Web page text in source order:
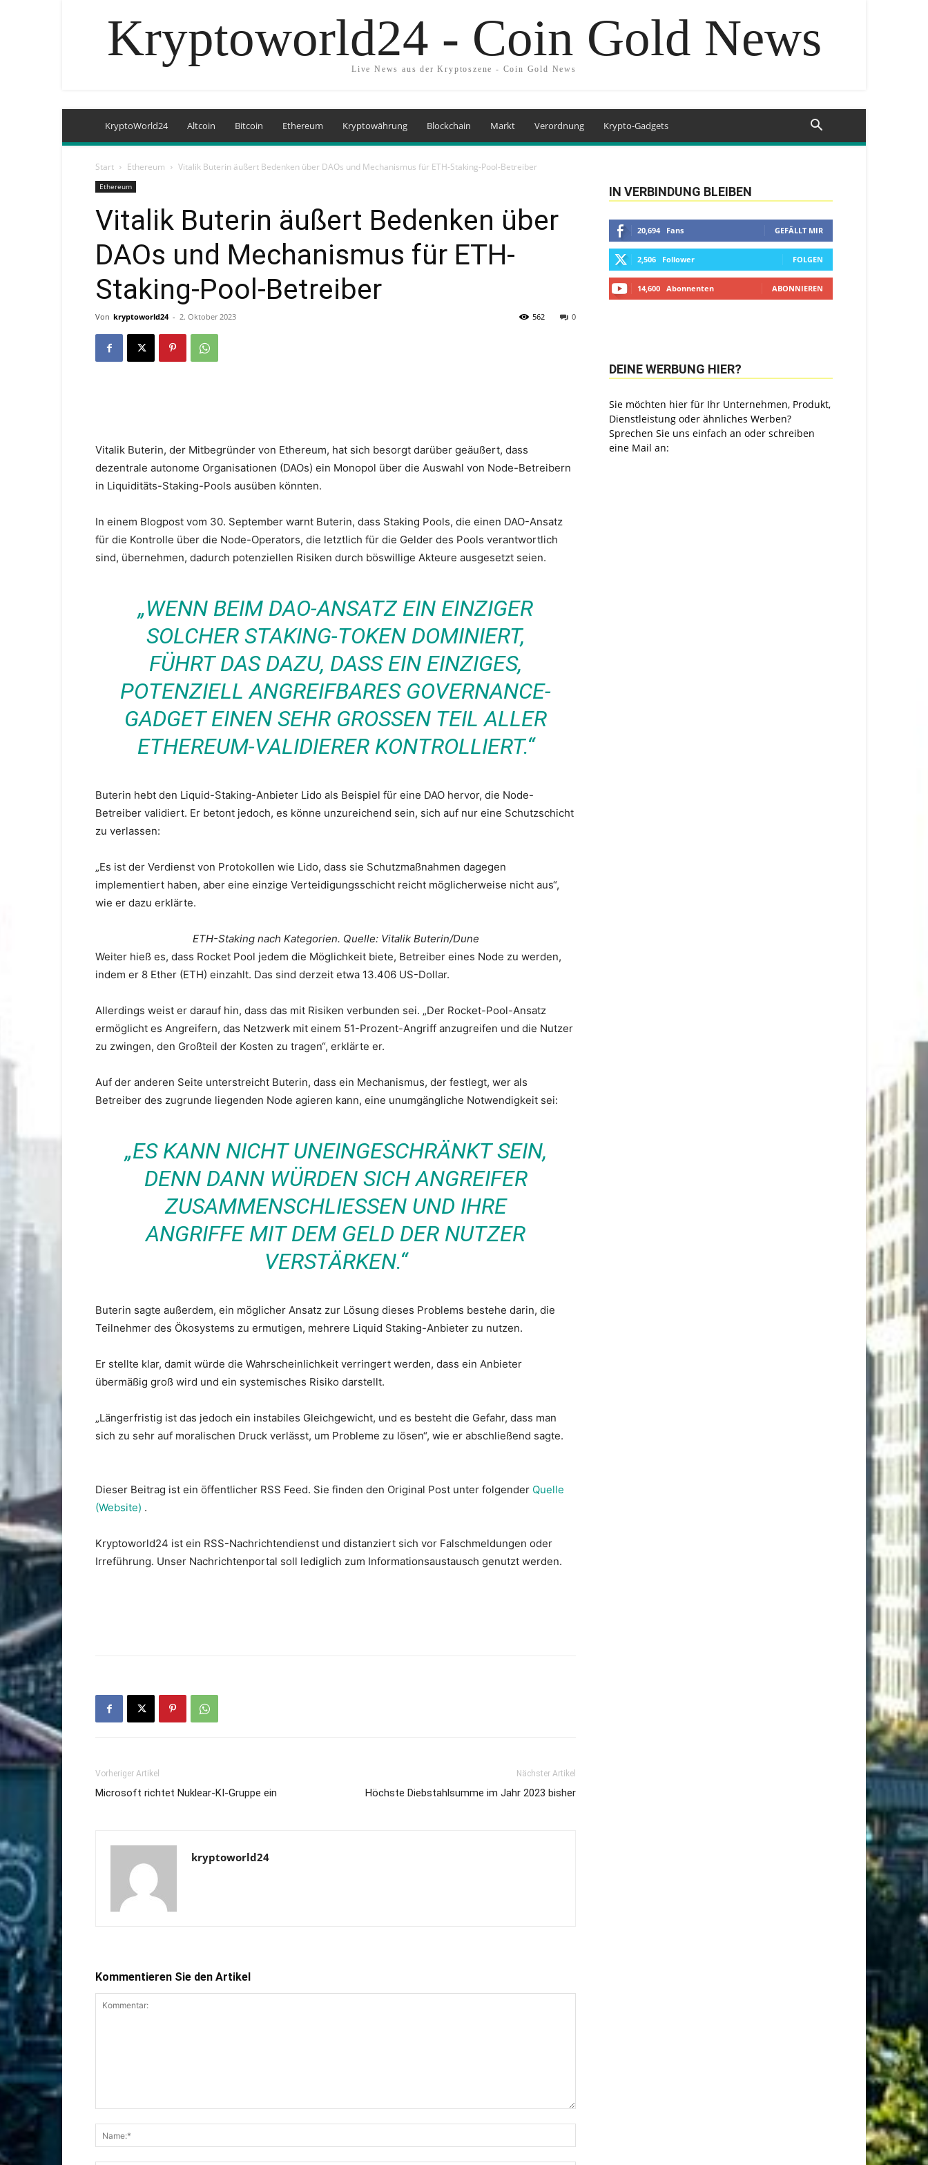
Kryptoworld24 - Coin Gold News
Live News aus der Kryptoszene - Coin Gold News
KryptoWorld24 Altcoin Bitcoin Ethereum Kryptowährung Blockchain Markt Verordnung Krypto-Gadgets
Start Ethereum Vitalik Buterin äußert Bedenken über DAOs und Mechanismus für ETH-Staking-Pool-Betreiber
Ethereum
Vitalik Buterin äußert Bedenken über
DAOs und Mechanismus für ETH-
Staking-Pool-Betreiber
Von kryptoworld24 - 2. Oktober 2023 0
562
Vitalik Buterin, der Mitbegründer von Ethereum, hat sich besorgt darüber geäußert, dass
dezentrale autonome Organisationen (DAOs) ein Monopol über die Auswahl von Node-Betreibern
in Liquiditäts-Staking-Pools ausüben könnten.
In einem Blogpost vom 30. September warnt Buterin, dass Staking Pools, die einen DAO-Ansatz
für die Kontrolle über die Node-Operators, die letztlich für die Gelder des Pools verantwortlich
sind, übernehmen, dadurch potenziellen Risiken durch böswillige Akteure ausgesetzt seien.
„WENN BEIM DAO-ANSATZ EIN EINZIGER
SOLCHER STAKING-TOKEN DOMINIERT,
FÜHRT DAS DAZU, DASS EIN EINZIGES,
POTENZIELL ANGREIFBARES GOVERNANCE-
GADGET EINEN SEHR GROSSEN TEIL ALLER E
THEREUM-VALIDIERER KONTROLLIERT.“
Buterin hebt den Liquid-Staking-Anbieter Lido als Beispiel für eine DAO hervor, die Node-
Betreiber validiert. Er betont jedoch, es könne unzureichend sein, sich auf nur eine Schutzschicht
zu verlassen:
„Es ist der Verdienst von Protokollen wie Lido, dass sie Schutzmaßnahmen dagegen
implementiert haben, aber eine einzige Verteidigungsschicht reicht möglicherweise nicht aus“,
wie er dazu erklärte.
ETH-Staking nach Kategorien. Quelle: Vitalik Buterin/Dune
Weiter hieß es, dass Rocket Pool jedem die Möglichkeit biete, Betreiber eines Node zu werden,
indem er 8 Ether (ETH) einzahlt. Das sind derzeit etwa 13.406 US-Dollar.
Allerdings weist er darauf hin, dass das mit Risiken verbunden sei. „Der Rocket-Pool-Ansatz
ermöglicht es Angreifern, das Netzwerk mit einem 51-Prozent-Angriff anzugreifen und die Nutzer
zu zwingen, den Großteil der Kosten zu tragen“, erklärte er.
Auf der anderen Seite unterstreicht Buterin, dass ein Mechanismus, der festlegt, wer als
Betreiber des zugrunde liegenden Node agieren kann, eine unumgängliche Notwendigkeit sei:
„ES KANN NICHT UNEINGESCHRÄNKT SEIN,
DENN DANN WÜRDEN SICH ANGREIFER
ZUSAMMENSCHLIESSEN UND IHRE A
NGRIFFE MIT DEM GELD DER NUTZER V
ERSTÄRKEN.“
Buterin sagte außerdem, ein möglicher Ansatz zur Lösung dieses Problems bestehe darin, die
Teilnehmer des Ökosystems zu ermutigen, mehrere Liquid Staking-Anbieter zu nutzen.
Er stellte klar, damit würde die Wahrscheinlichkeit verringert werden, dass ein Anbieter
übermäßig groß wird und ein systemisches Risiko darstellt.
„Längerfristig ist das jedoch ein instabiles Gleichgewicht, und es besteht die Gefahr, dass man
sich zu sehr auf moralischen Druck verlässt, um Probleme zu lösen“, wie er abschließend sagte.
Dieser Beitrag ist ein öffentlicher RSS Feed. Sie finden den Original Post unter folgender Quelle
(Website) .
Kryptoworld24 ist ein RSS-Nachrichtendienst und distanziert sich vor Falschmeldungen oder
Irreführung. Unser Nachrichtenportal soll lediglich zum Informationsaustausch genutzt werden.
Vorheriger Artikel
Microsoft richtet Nuklear-KI-Gruppe ein
Nächster Artikel
Höchste Diebstahlsumme im Jahr 2023 bisher
kryptoworld24
Kommentieren Sie den Artikel
IN VERBINDUNG BLEIBEN
20,694 Fans GEFÄLLT MIR
2,506 Follower FOLGEN
14,600 Abonnenten ABONNIEREN
DEINE WERBUNG HIER?
Sie möchten hier für Ihr Unternehmen, Produkt,
Dienstleistung oder ähnliches Werben?
Sprechen Sie uns einfach an oder schreiben
eine Mail an: